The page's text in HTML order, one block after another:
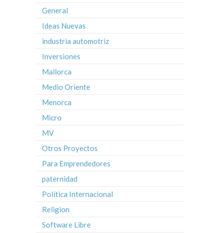
General
Ideas Nuevas
industria automotriz
Inversiones
Mallorca
Medio Oriente
Menorca
Micro
MV
Otros Proyectos
Para Emprendedores
paternidad
Política Internacional
Religion
Software Libre